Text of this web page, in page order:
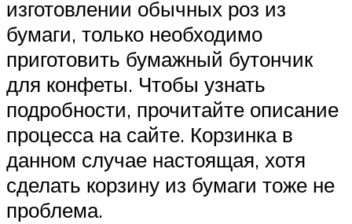
изготовлении обычных роз из
бумаги, только необходимо
приготовить бумажный бутончик
для конфеты. Чтобы узнать
подробности, прочитайте описание
процесса на сайте. Корзинка в
данном случае настоящая, хотя
сделать корзину из бумаги тоже не
проблема.